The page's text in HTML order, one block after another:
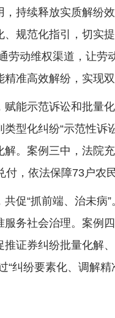
续释放实质解纷效
、规范化指引，切实
劳动维权渠道，让
精准高效解纷，实现
示范诉讼和批量化
型化纠纷“示范性
解。案例三中，法院
付，依法保障73户农
“抓前端、治未病”
服务社会治理。案例
推证券纠纷批量化
“纠纷要素化、调解